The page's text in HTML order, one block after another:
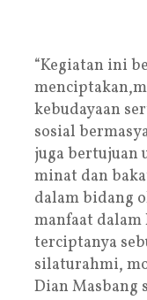
“Kegiatan ini
kebudayaan
sosial
juga bertujuan
minat dan
dalam bidang
manfaat
terciptanya
silaturahmi,
Dian Masbang